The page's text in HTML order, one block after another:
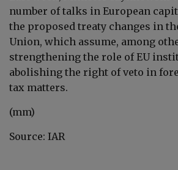
number of talks in European
the proposed treaty changes in
Union, which assume, among
strengthening the role of EU
abolishing the right of veto in
tax matters.
(mm)
Source: IAR